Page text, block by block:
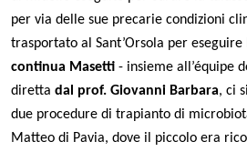
per via delle sue precarie condizioni
trasportato al Sant’Orsola per
continua Masetti - insieme all’équipe
diretta dal prof. Giovanni Barbara, ci
due procedure di trapianto di
Matteo di Pavia, dove il piccolo era